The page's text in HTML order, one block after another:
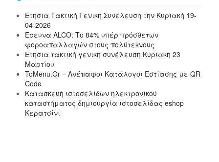
Ετήσια Τακτική Γενική Συνέλευση την Κυριακή 19-
04-2026
Έρευνα ALCO: Το 84% υπέρ πρόσθετων
φοροαπαλλαγών στους πολύτεκνους
Ετήσια τακτική γενική συνέλευση Κυριακή 23
Μαρτίου
ToMenu.Gr – Ανέπαφοι Κατάλογοι Εστίασης με QR
Code
Κατασκευή ιστοσελίδων ηλεκτρονικού
καταστήματος δημιουργία ιστοσελίδας eshop
Κερατσίνι